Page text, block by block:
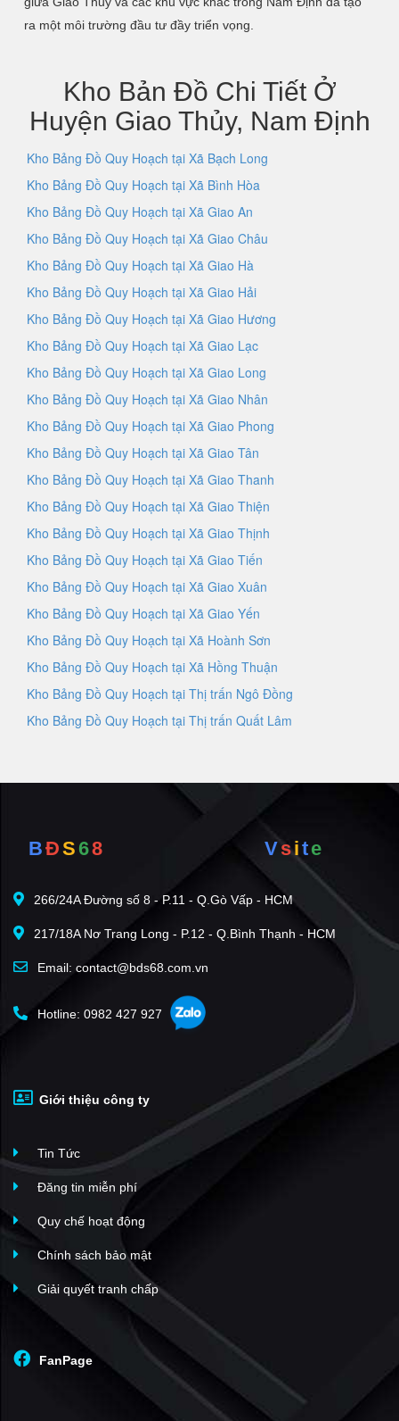
ra một môi trường đầu tư đầy triển vọng.
Kho Bản Đồ Chi Tiết Ở
Huyện Giao Thủy, Nam Định
Kho Bảng Đồ Quy Hoạch tại Xã Bạch Long
Kho Bảng Đồ Quy Hoạch tại Xã Bình Hòa
Kho Bảng Đồ Quy Hoạch tại Xã Giao An
Kho Bảng Đồ Quy Hoạch tại Xã Giao Châu
Kho Bảng Đồ Quy Hoạch tại Xã Giao Hà
Kho Bảng Đồ Quy Hoạch tại Xã Giao Hải
Kho Bảng Đồ Quy Hoạch tại Xã Giao Hương
Kho Bảng Đồ Quy Hoạch tại Xã Giao Lạc
Kho Bảng Đồ Quy Hoạch tại Xã Giao Long
Kho Bảng Đồ Quy Hoạch tại Xã Giao Nhân
Kho Bảng Đồ Quy Hoạch tại Xã Giao Phong
Kho Bảng Đồ Quy Hoạch tại Xã Giao Tân
Kho Bảng Đồ Quy Hoạch tại Xã Giao Thanh
Kho Bảng Đồ Quy Hoạch tại Xã Giao Thiện
Kho Bảng Đồ Quy Hoạch tại Xã Giao Thịnh
Kho Bảng Đồ Quy Hoạch tại Xã Giao Tiến
Kho Bảng Đồ Quy Hoạch tại Xã Giao Xuân
Kho Bảng Đồ Quy Hoạch tại Xã Giao Yến
Kho Bảng Đồ Quy Hoạch tại Xã Hoành Sơn
Kho Bảng Đồ Quy Hoạch tại Xã Hồng Thuận
Kho Bảng Đồ Quy Hoạch tại Thị trấn Ngô Đồng
Kho Bảng Đồ Quy Hoạch tại Thị trấn Quất Lâm
BĐS68 Vsite
266/24A Đường số 8 - P.11 - Q.Gò Vấp - HCM
217/18A Nơ Trang Long - P.12 - Q.Bình Thạnh - HCM
Email: contact@bds68.com.vn
Hotline: 0982 427 927
Giới thiệu công ty
Tin Tức
Đăng tin miễn phí
Quy chế hoạt động
Chính sách bảo mật
Giải quyết tranh chấp
FanPage